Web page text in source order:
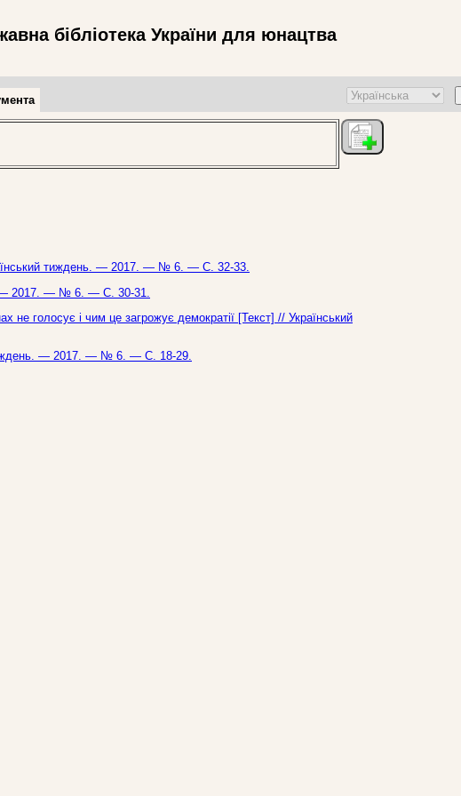
бібліотека України для юнацтва
тиждень. — 2017. — № 6. — С. 32-33.
— 2017. — № 6. — С. 30-31.
не голосує і чим це загрожує демократії [Текст] // Український
— 2017. — № 6. — С. 18-29.